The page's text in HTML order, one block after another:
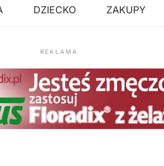
DZIECKO ZAKUPY
REKLAMA